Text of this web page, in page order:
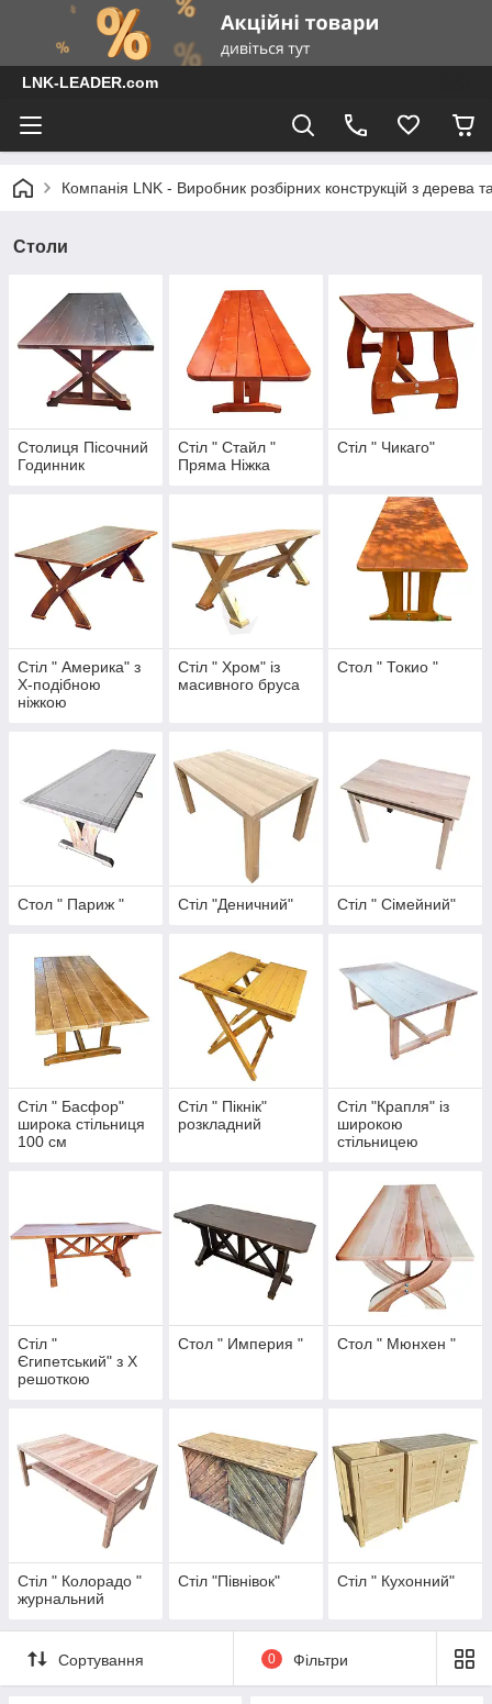
LNK-LEADER.com
Компанія LNK - Виробник розбірних конструкцій з дерева
Столи
Столиця Пісочний
Годинник
Стіл " Стайл "
Пряма Ніжка
Стіл " Чикаго"
Стіл " Америка" з
Х-подібною
ніжкою
Стіл " Хром" із
масивного бруса
Стол " Токио "
Стол " Париж " Стіл "Деничний" Стіл " Сімейний"
Стіл " Басфор"
широка стільниця
100 см
Стіл " Пікнік"
розкладний
Стіл "Крапля" із
широкою
стільницею
Стіл "
Єгипетський" з Х
решоткою
Стол " Империя " Стол " Мюнхен "
Стіл " Колорадо "
журнальний
Стіл "Півнівок" Стіл " Кухонний"
Сортування 0 Фільтри